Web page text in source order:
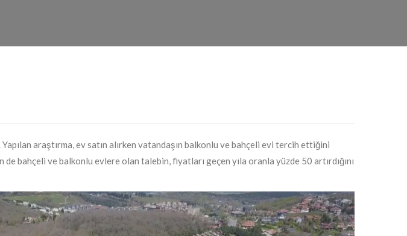
araştırma, ev satın alırken vatandaşın balkonlu ve bahçeli evi tercih ettiğini
de bahçeli ve balkonlu evlere olan talebin, fiyatları geçen yıla oranla yüzde 50 artırdığını